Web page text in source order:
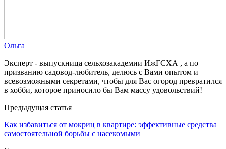
Ольга
Эксперт - выпускница сельхозакадемии ИжГСХА , а по
призванию садовод-любитель, делюсь с Вами опытом и
всевозможными секретами, чтобы для Вас огород превратился
в хобби, которое приносило бы Вам массу удовольствий!
Предыдущая статья
Как избавиться от мокриц в квартире: эффективные средства
самостоятельной борьбы с насекомыми